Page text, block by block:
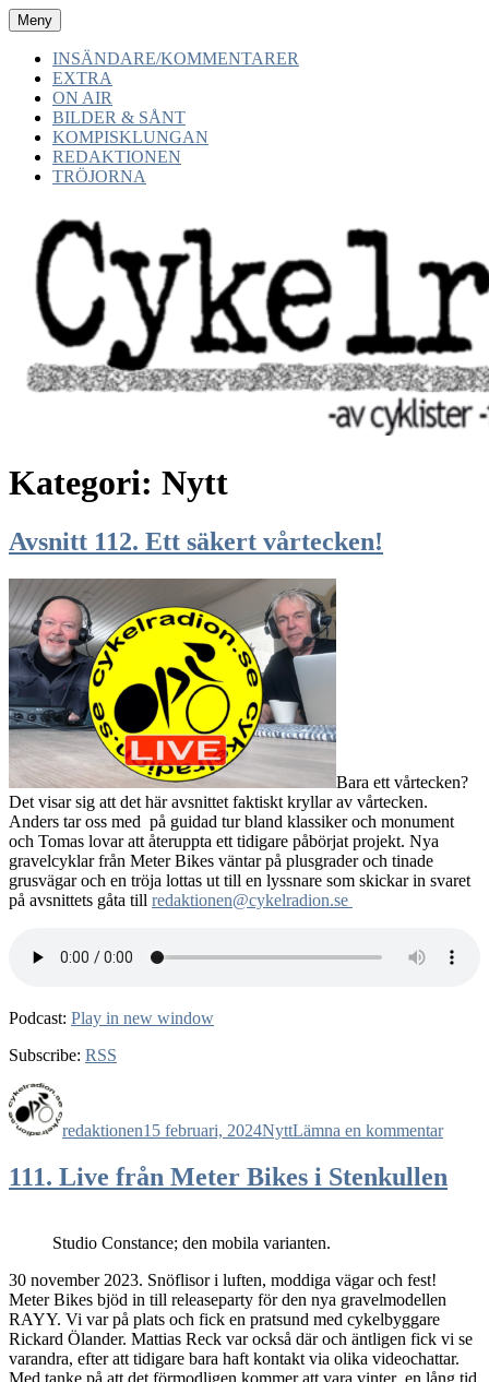
Hoppa
till
innehåll
CYKELRADION.SE
-av cyklister -för cyklister -med cyklister
Meny
INSÄNDARE/KOMMENTARER
EXTRA
ON AIR
BILDER & SÅNT
KOMPISKLUNGAN
REDAKTIONEN
TRÖJORNA
Kategori: Nytt
Avsnitt 112. Ett säkert vårtecken!
Bara ett vårtecken?
Det visar sig att det här avsnittet faktiskt kryllar av vårtecken.
Anders tar oss med på guidad tur bland klassiker och monument
och Tomas lovar att återuppta ett tidigare påbörjat projekt. Nya
gravelcyklar från Meter Bikes väntar på plusgrader och tinade
grusvägar och en tröja lottas ut till en lyssnare som skickar in svaret
på avsnittets gåta till redaktionen@cykelradion.se
Podcast: Play in new window
Subscribe: RSS
redaktionen15 februari, 2024NyttLämna en kommentar112.
säkert
111. Live från Meter Bikes i Stenkullen
Studio Constance; den mobila varianten.
30 november 2023. Snöflisor i luften, moddiga vägar och fest!
Meter Bikes bjöd in till releaseparty för den nya gravelmodellen
RAYY. Vi var på plats och fick en pratsund med cykelbyggare
Rickard Ölander. Mattias Reck var också där och äntligen fick vi se
varandra, efter att tidigare bara haft kontakt via olika videochattar.
Med tanke på att det förmodligen kommer att vara vinter en lång tid